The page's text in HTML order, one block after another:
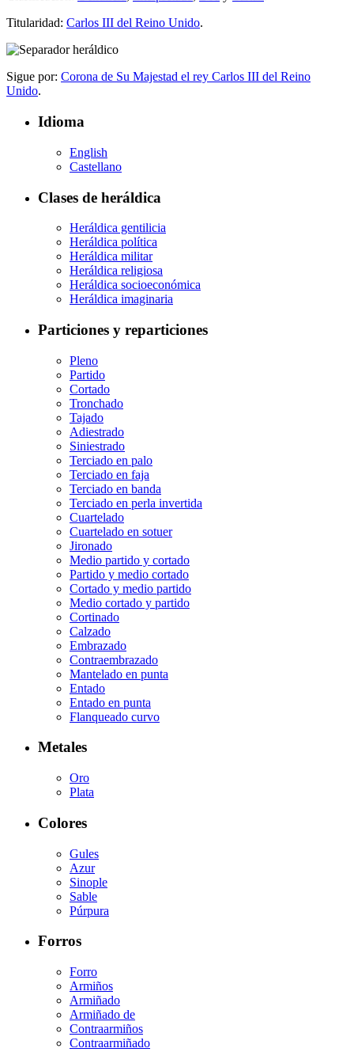
Titularidad: Carlos III del Reino Unido.
Sigue por: Corona de Su Majestad el rey Carlos III del Reino
Unido.
Idioma
English
Castellano
Clases de heráldica
Heráldica gentilicia
Heráldica política
Heráldica militar
Heráldica religiosa
Heráldica socioeconómica
Heráldica imaginaria
Particiones y reparticiones
Pleno
Partido
Cortado
Tronchado
Tajado
Adiestrado
Siniestrado
Terciado en palo
Terciado en faja
Terciado en banda
Terciado en perla invertida
Cuartelado
Cuartelado en sotuer
Jironado
Medio partido y cortado
Partido y medio cortado
Cortado y medio partido
Medio cortado y partido
Cortinado
Calzado
Embrazado
Contraembrazado
Mantelado en punta
Entado
Entado en punta
Flanqueado curvo
Metales
Oro
Plata
Colores
Gules
Azur
Sinople
Sable
Púrpura
Forros
Forro
Armiños
Armiñado
Armiñado de
Contraarmiños
Contraarmiñado